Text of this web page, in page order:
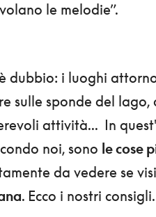
le melodie”.
dubbio: i luoghi
sulle sponde del
attività... In
noi, sono le cose
da vedere se
. Ecco i nostri consigli.